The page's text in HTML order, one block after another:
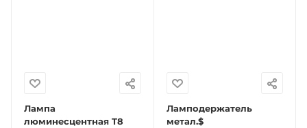
Лампа
люминесцентная T8
Ламподержатель
метал.$